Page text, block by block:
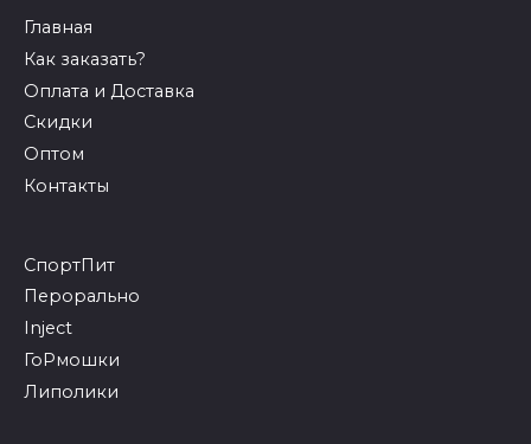
Главная
Как заказать?
Оплата и Доставка
Скидки
Оптом
Контакты
СпортПит
Перорально
Inject
ГоРмошки
Липолики